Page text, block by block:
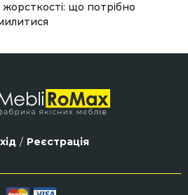
що потрібно
/ Реєстрація